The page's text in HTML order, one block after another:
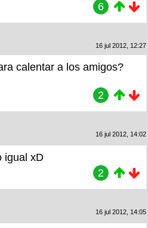
6
16 jul 2012, 12:27
calentar a los amigos?
2
16 jul 2012, 14:02
igual xD
2
16 jul 2012, 14:05